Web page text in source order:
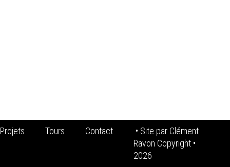
Projets Tours Contact • Site par Clément
Ravon Copyright •
2026